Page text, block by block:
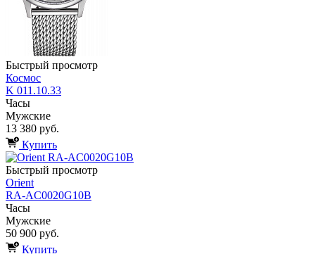
Быстрый просмотр
Космос
K 011.10.33
Часы
Мужские
13 380 руб.
Купить
Быстрый просмотр
Orient
RA-AC0020G10B
Часы
Мужские
50 900 руб.
Купить